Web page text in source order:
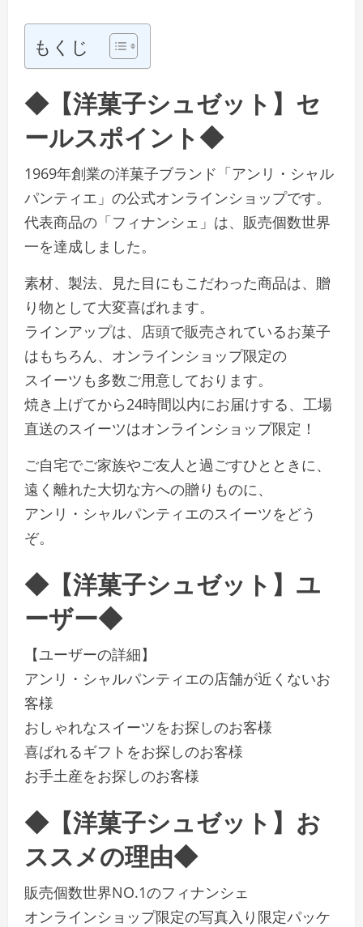
もくじ
◆【洋菓子シュゼット】セ
ールスポイント◆
1969年創業の洋菓子ブランド「アンリ・シャル
パンティエ」の公式オンラインショップです。
代表商品の「フィナンシェ」は、販売個数世界
一を達成しました。
素材、製法、見た目にもこだわった商品は、贈
り物として大変喜ばれます。
ラインアップは、店頭で販売されているお菓子
はもちろん、オンラインショップ限定の
スイーツも多数ご用意しております。
焼き上げてから24時間以内にお届けする、工場
直送のスイーツはオンラインショップ限定！
ご自宅でご家族やご友人と過ごすひとときに、
遠く離れた大切な方への贈りものに、
アンリ・シャルパンティエのスイーツをどう
ぞ。
◆【洋菓子シュゼット】ユ
ーザー◆
【ユーザーの詳細】
アンリ・シャルパンティエの店舗が近くないお
客様
おしゃれなスイーツをお探しのお客様
喜ばれるギフトをお探しのお客様
お手土産をお探しのお客様
◆【洋菓子シュゼット】お
ススメの理由◆
販売個数世界NO.1のフィナンシェ
オンラインショップ限定の写真入り限定パッケ